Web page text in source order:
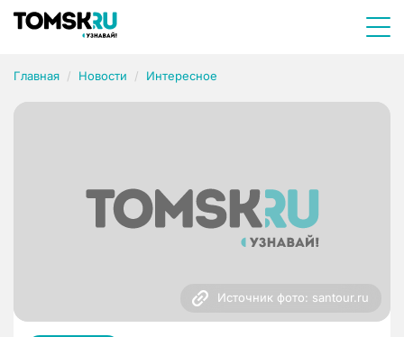
Главная Новости Интересное
Источник фото: santour.ru